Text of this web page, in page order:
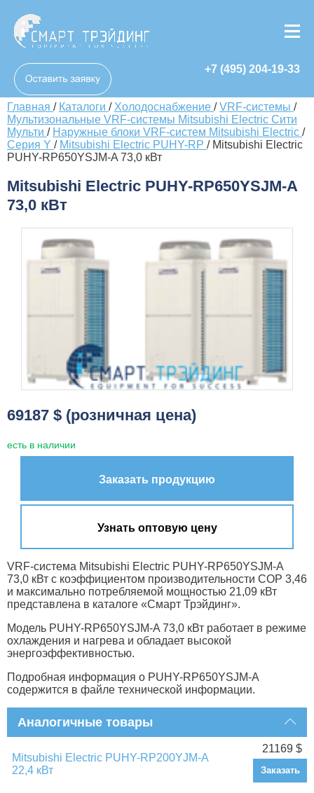
+7 (495) 204-19-33
Главная / Каталоги / Холодоснабжение /VRF-системы /
Мультизональные VRF-системы Mitsubishi Electric Сити
Мульти / Наружные блоки VRF-систем Мitsubishi Еlectric /
Серия Y / Mitsubishi Electric PUHY-RP / Mitsubishi Electric
PUHY-RP650YSJM-A 73,0 кВт
Mitsubishi Electric PUHY-RP650YSJM-A
73,0 кВт
69187 $ (розничная цена)
есть в наличии
Заказать продукцию
Узнать оптовую цену
VRF-система Mitsubishi Electric PUHY-RP650YSJM-A
73,0 кВт с коэффициентом производительности COP 3,46
и максимально потребляемой мощностью 21,09 кВт
представлена в каталоге «Смарт Трэйдинг».
Модель PUHY-RP650YSJM-A 73,0 кВт работает в режиме
охлаждения и нагрева и обладает высокой
энергоэффективностью.
Подробная информация о PUHY-RP650YSJM-A
содержится в файле технической информации.
Аналогичные товары
Mitsubishi Electric PUHY-RP200YJM-A
22,4 кВт
21169 $
Заказать